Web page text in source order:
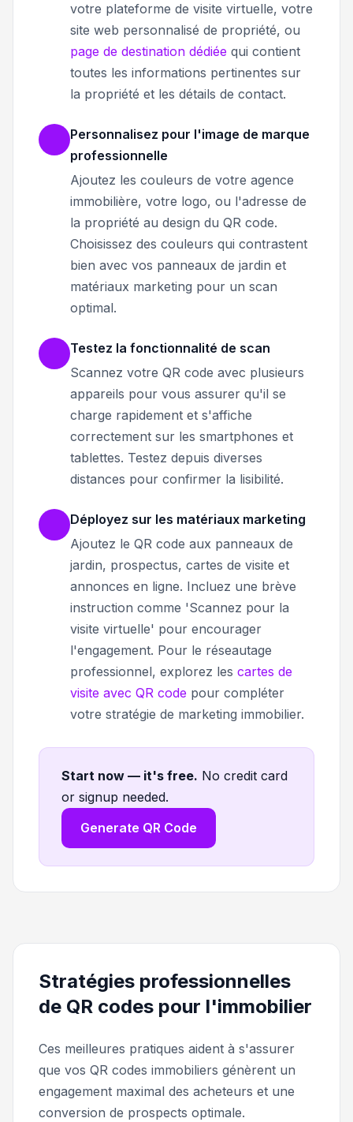
votre plateforme de visite virtuelle, votre
site web personnalisé de propriété, ou
page de destination dédiée qui contient
toutes les informations pertinentes sur
la propriété et les détails de contact.
Personnalisez pour l'image de marque
professionnelle
Ajoutez les couleurs de votre agence
immobilière, votre logo, ou l'adresse de
la propriété au design du QR code.
Choisissez des couleurs qui contrastent
bien avec vos panneaux de jardin et
matériaux marketing pour un scan
optimal.
Testez la fonctionnalité de scan
Scannez votre QR code avec plusieurs
appareils pour vous assurer qu'il se
charge rapidement et s'affiche
correctement sur les smartphones et
tablettes. Testez depuis diverses
distances pour confirmer la lisibilité.
Déployez sur les matériaux marketing
Ajoutez le QR code aux panneaux de
jardin, prospectus, cartes de visite et
annonces en ligne. Incluez une brève
instruction comme 'Scannez pour la
visite virtuelle' pour encourager
l'engagement. Pour le réseautage
professionnel, explorez les cartes de
visite avec QR code pour compléter
votre stratégie de marketing immobilier.
Start now — it's free. No credit card
or signup needed.
Generate QR Code
Stratégies professionnelles
de QR codes pour l'immobilier
Ces meilleures pratiques aident à s'assurer
que vos QR codes immobiliers génèrent un
engagement maximal des acheteurs et une
conversion de prospects optimale.